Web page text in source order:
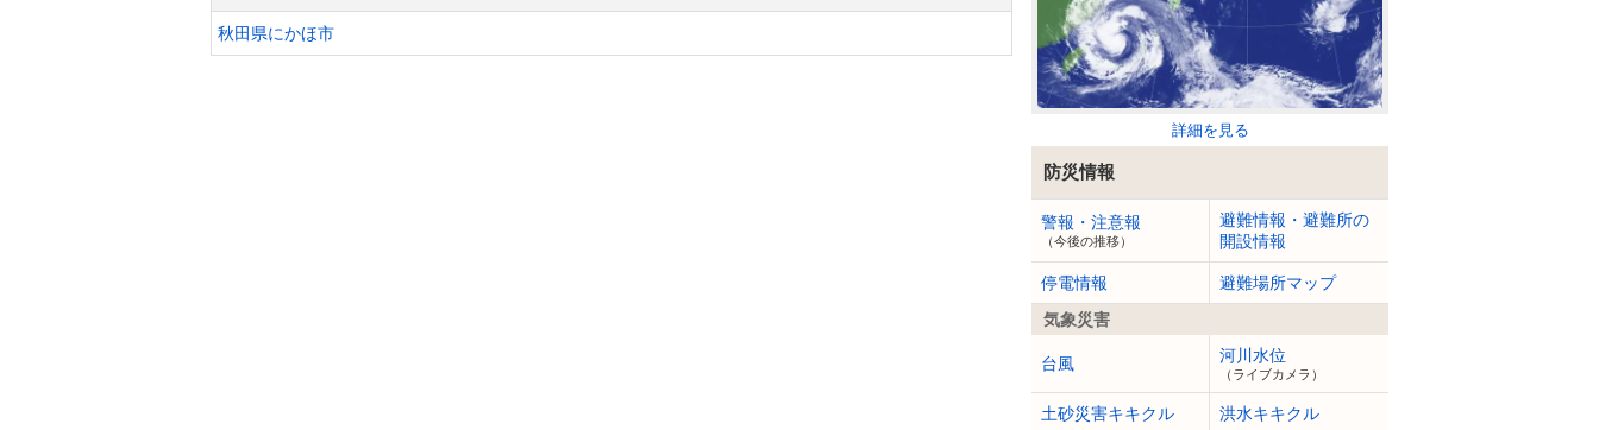
秋田県にかほ市
詳細を見る
防災情報
警報・注意報
（今後の推移）
避難情報・避難所の
開設情報
停電情報
避難場所マップ
気象災害
台風 河川水位
（ライブカメラ）
土砂災害キキクル
洪水キキクル